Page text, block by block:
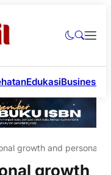
EdukasiBusiness
growth and
growth